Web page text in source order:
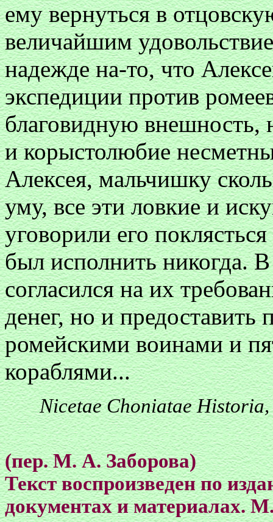
ему вернуться в
величайшим
надежде на-то, что
экспедиции против
благовидную внешность,
и корыстолюбие
Алексея, мальчишку
уму, все эти ловкие и
уговорили его
был исполнить никогда.
согласился на их
денег, но и
ромейскими воинами и
кораблями...
Nicetae Choniatae
(пер. М. А. Заборова)
Текст воспроизведен по
документах и материалах.